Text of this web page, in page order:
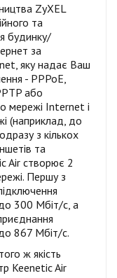
ZyXEL
та
будинку/
за
яку надає Ваш
- PPPoE,
або
мережі Internet і
(наприклад, до
з кількох
та
Air створює 2
Першу з
300 Мбіт/с, а
867 Мбіт/с.
ж якість
Keenetic Air